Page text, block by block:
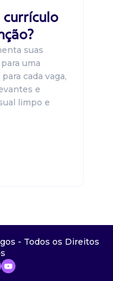
currículo
suas
uma
cada vaga,
e
limpo e
- Todos os Direitos